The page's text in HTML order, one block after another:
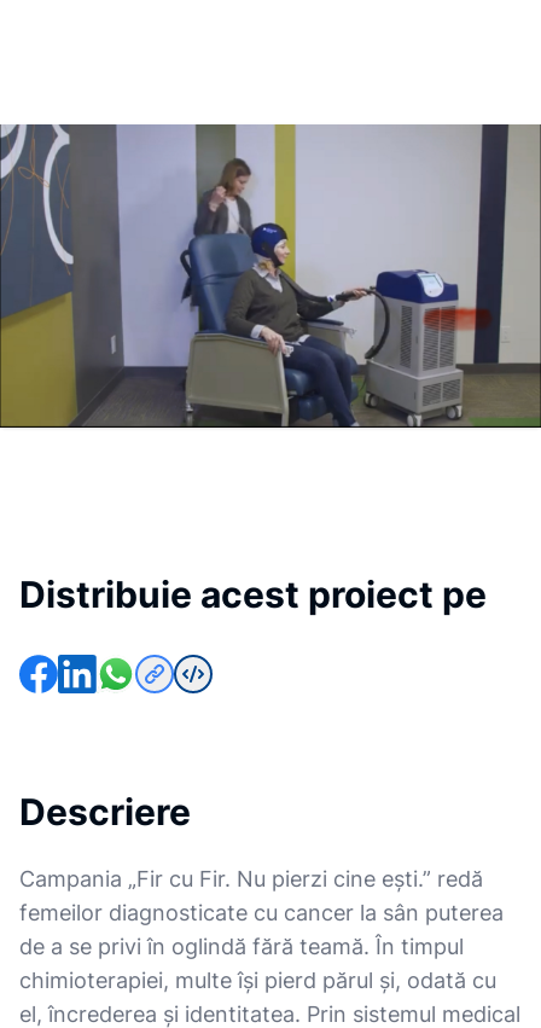
Distribuie acest proiect pe
Descriere
Campania „Fir cu Fir. Nu pierzi cine ești.” redă
femeilor diagnosticate cu cancer la sân puterea
de a se privi în oglindă fără teamă. În timpul
chimioterapiei, multe își pierd părul și, odată cu
el, încrederea și identitatea. Prin sistemul medical